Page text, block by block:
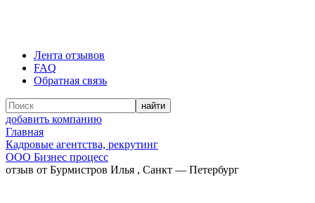
Лента отзывов
FAQ
Обратная связь
добавить компанию
Главная
Кадровые агентства, рекрутинг
ООО Бизнес процесс
отзыв от Бурмистров Илья , Санкт — Петербург